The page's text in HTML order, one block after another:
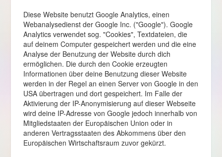
Diese Website benutzt Google Analytics, einen
Webanalysedienst der Google Inc. ("Google"). Google
Analytics verwendet sog. "Cookies", Textdateien, die
auf deinem Computer gespeichert werden und die eine
Analyse der Benutzung der Website durch dich
ermöglichen. Die durch den Cookie erzeugten
Informationen über deine Benutzung dieser Website
werden in der Regel an einen Server von Google in den
USA übertragen und dort gespeichert. Im Falle der
Aktivierung der IP-Anonymisierung auf dieser Webseite
wird deine IP-Adresse von Google jedoch innerhalb von
Mitgliedstaaten der Europäischen Union oder in
anderen Vertragsstaaten des Abkommens über den
Europäischen Wirtschaftsraum zuvor gekürzt.